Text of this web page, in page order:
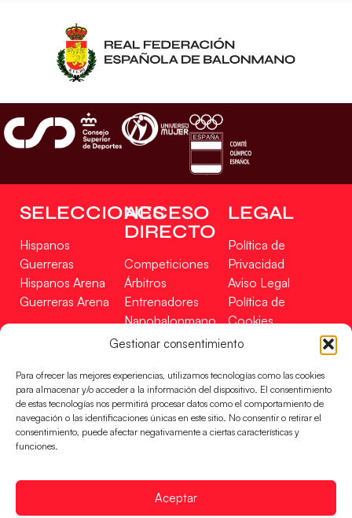
Gestionar consentimiento
Para ofrecer las mejores experiencias, utilizamos tecnologías como las cookies
para almacenar y/o acceder a la información del dispositivo. El consentimiento
de estas tecnologías nos permitirá procesar datos como el comportamiento de
navegación o las identificaciones únicas en este sitio. No consentir o retirar el
consentimiento, puede afectar negativamente a ciertas características y
funciones.
Aceptar
SELECCIONES
Hispanos
Guerreras
Hispanos Arena
Guerreras Arena
ACCESO
DIRECTO
Competiciones
Árbitros
Entrenadores
Nanobalonmano
Tienda
LEGAL
Política de
Privacidad
Aviso Legal
Política de
Cookies
Mapa Web
Incidencias
CONTACTO
EN
FINANCIADO